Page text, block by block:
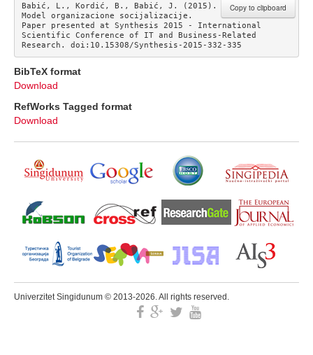
Copy to clipboard
Babić, L., Kordić, B., Babić, J. (2015).
Model organizacione socijalizacije.
Paper presented at Synthesis 2015 - International
Scientific Conference of IT and Business-Related
Research. doi:10.15308/Synthesis-2015-332-335
BibTeX format
Download
RefWorks Tagged format
Download
Univerzitet Singidunum © 2013-2026. All rights reserved.